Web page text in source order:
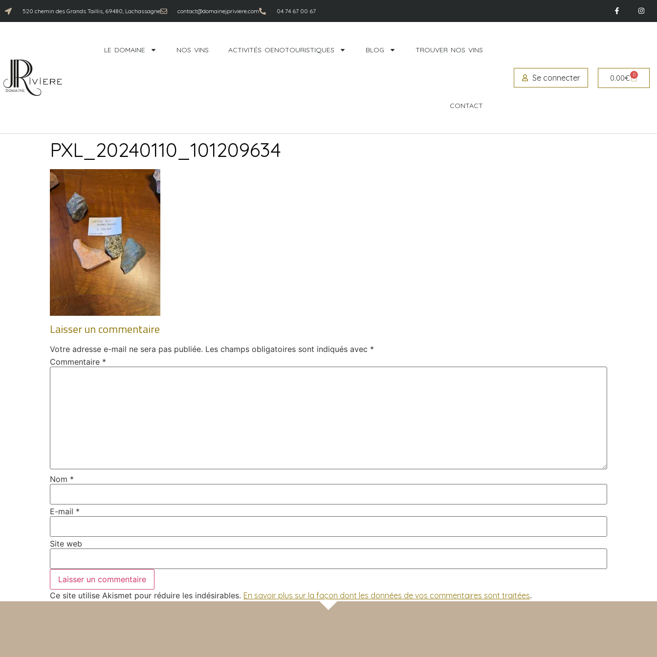
520 chemin des Grands Taillis, 69480, Lachassagne contact@domainejpriviere.com 04 74 67 00 67
LE DOMAINE NOS VINS ACTIVITÉS OENOTOURISTIQUES BLOG TROUVER NOS VINS
CONTACT
Se connecter 0.00€ 0
PXL_20240110_101209634
Laisser un commentaire
Votre adresse e-mail ne sera pas publiée. Les champs obligatoires sont indiqués avec *
Commentaire *
Nom *
E-mail *
Site web
Ce site utilise Akismet pour réduire les indésirables. En savoir plus sur la façon dont les données de vos commentaires sont traitées.